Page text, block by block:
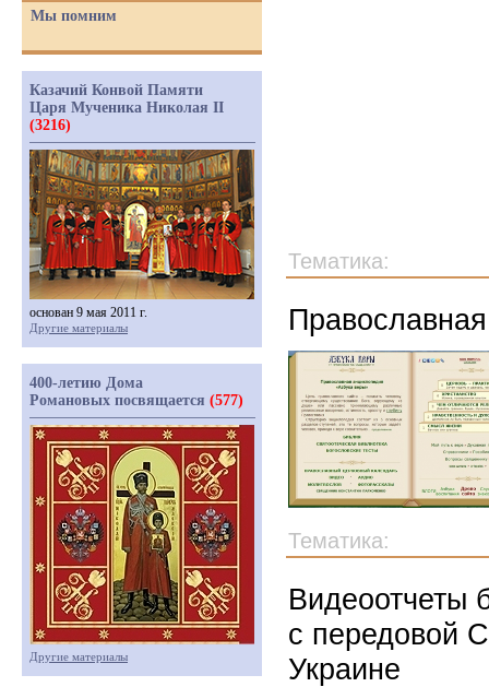
Тематика:
Тематика:
Видеоотчеты
с передовой
Украине
Мы помним
Казачий Конвой Памяти
Царя Мученика Николая II
(3216)
основан 9 мая 2011 г.
Другие материалы
400-летию Дома
Романовых посвящается (577)
Другие материалы